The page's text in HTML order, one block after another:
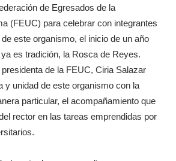
de Egresados de la
(FEUC) para celebrar con integrantes
este organismo, el inicio de un año
es tradición, la Rosca de Reyes.
de la FEUC, Ciria Salazar
y unidad de este organismo con la
particular, el acompañamiento que
rector en las tareas emprendidas por